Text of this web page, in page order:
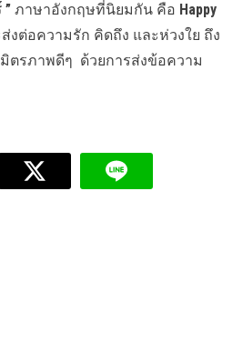
” ภาษาอังกฤษที่นิยมกัน คือ Happy
งต่อความรัก คิดถึง และห่วงใย ถึง
ตรภาพดีๆ ด้วยการส่งข้อความ